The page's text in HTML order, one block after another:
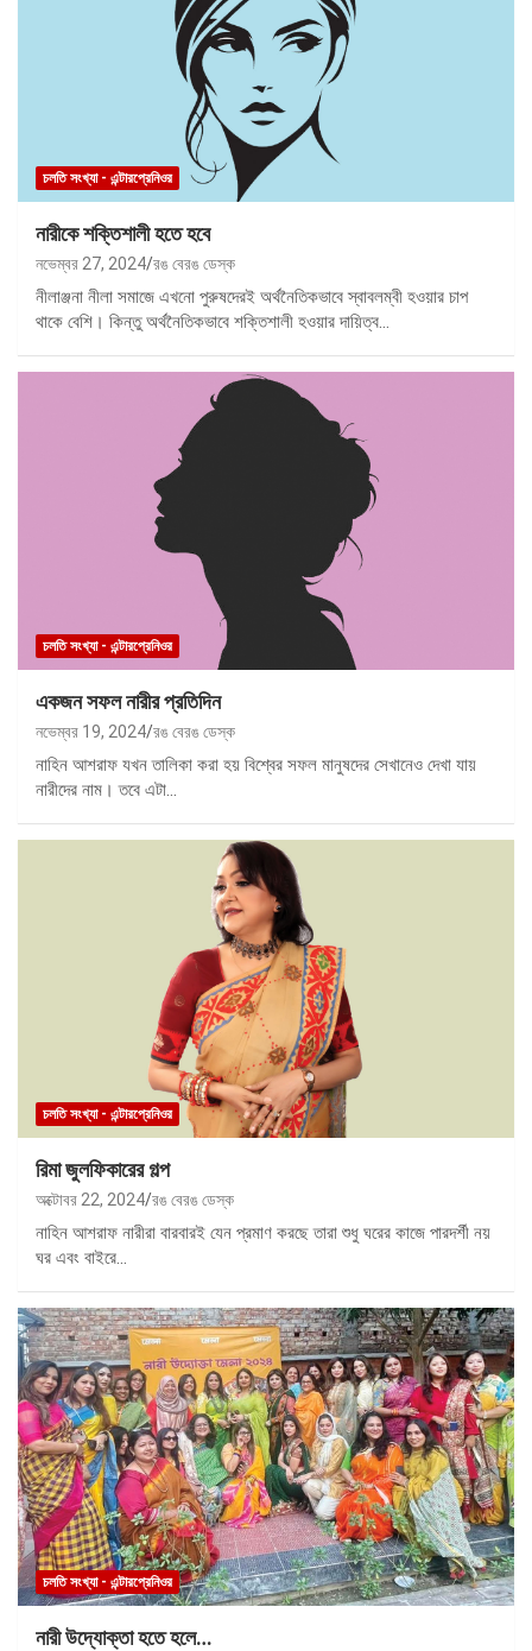
চলতি সংখ্যা - এন্টারপ্রেনিওর
নারীকে শক্তিশালী হতে হবে
নভেম্বর 27, 2024 রঙ বেরঙ ডেস্ক
নীলাঞ্জনা নীলা সমাজে এখনো পুরুষদেরই অর্থনৈতিকভাবে স্বাবলম্বী হওয়ার চাপ
থাকে বেশি। কিন্তু অর্থনৈতিকভাবে শক্তিশালী হওয়ার দায়িত্ব…
চলতি সংখ্যা - এন্টারপ্রেনিওর
একজন সফল নারীর প্রতিদিন
নভেম্বর 19, 2024 রঙ বেরঙ ডেস্ক
নাহিন আশরাফ যখন তালিকা করা হয় বিশ্বের সফল মানুষদের সেখানেও দেখা যায়
নারীদের নাম। তবে এটা…
চলতি সংখ্যা - এন্টারপ্রেনিওর
রিমা জুলফিকারের গল্প
অক্টোবর 22, 2024 রঙ বেরঙ ডেস্ক
নাহিন আশরাফ নারীরা বারবারই যেন প্রমাণ করছে তারা শুধু ঘরের কাজে পারদর্শী নয়
ঘর এবং বাইরে…
চলতি সংখ্যা - এন্টারপ্রেনিওর
নারী উদ্যোক্তা হতে হলে…